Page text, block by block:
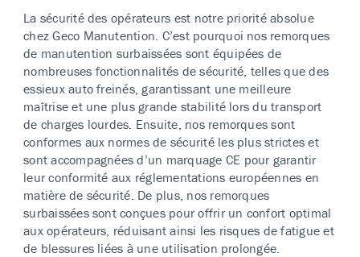
La sécurité des opérateurs est notre priorité absolue
chez Geco Manutention. C’est pourquoi nos remorques
de manutention surbaissées sont équipées de
nombreuses fonctionnalités de sécurité, telles que des
essieux auto freinés, garantissant une meilleure
maîtrise et une plus grande stabilité lors du transport
de charges lourdes. Ensuite, nos remorques sont
conformes aux normes de sécurité les plus strictes et
sont accompagnées d’un marquage CE pour garantir
leur conformité aux réglementations européennes en
matière de sécurité. De plus, nos remorques
surbaissées sont conçues pour offrir un confort optimal
aux opérateurs, réduisant ainsi les risques de fatigue et
de blessures liées à une utilisation prolongée.